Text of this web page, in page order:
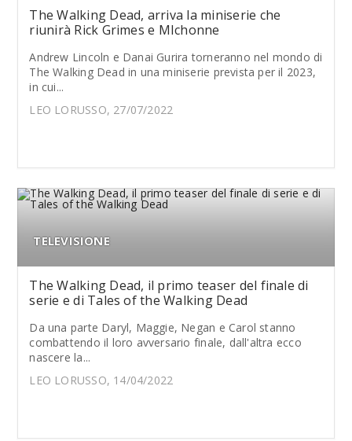
The Walking Dead, arriva la miniserie che
riunirà Rick Grimes e MIchonne
Andrew Lincoln e Danai Gurira torneranno nel mondo di
The Walking Dead in una miniserie prevista per il 2023,
in cui...
LEO LORUSSO, 27/07/2022
TELEVISIONE
The Walking Dead, il primo teaser del finale di
serie e di Tales of the Walking Dead
Da una parte Daryl, Maggie, Negan e Carol stanno
combattendo il loro avversario finale, dall'altra ecco
nascere la...
LEO LORUSSO, 14/04/2022